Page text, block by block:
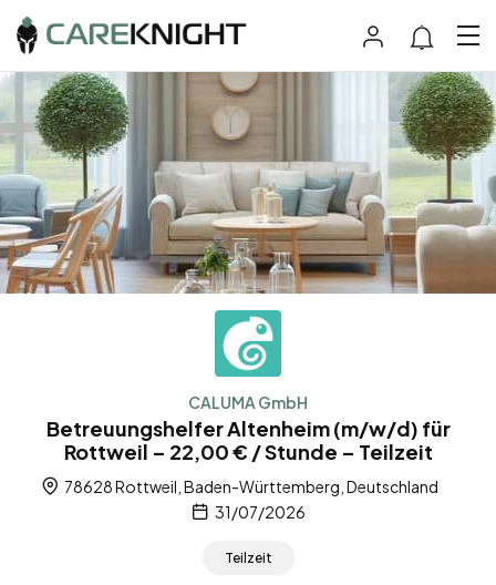
CALUMA GmbH
Betreuungshelfer Altenheim (m/w/d) für
Rottweil – 22,00 € / Stunde – Teilzeit
78628 Rottweil, Baden-Württemberg, Deutschland
31/07/2026
Teilzeit